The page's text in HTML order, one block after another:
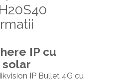
IP cu
IP Bullet 4G cu